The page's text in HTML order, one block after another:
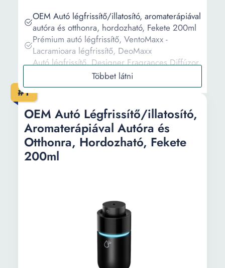
#1
OEM Autó Légfrissítő/illatosító,
Aromaterápiával Autóra és
Otthonra, Hordozható, Fekete
200ml
OEM Autó légfrissítő/illatosító, aromaterápiával
autóra és otthonra, hordozható, Fekete 200ml
Prémium autó légfrissítő, VentoMaxx -
Lacramioara légfrissítő, DeoMaxx
Autó légfrissítő, Designer Fragrances Diffúzor
Autós légfrissítő - Ventus
Autó légfrissítő Antitobacco Légfrissítő
Kingaroma 50 ml
Autós légfrissítő, Ambi Pure Car, "Fresh
Escapes", SKY Fresh Air készülék + autó
légfrissítő tartalék, 7 ml
Információ